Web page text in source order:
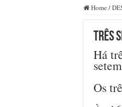
Home /
Três
Há
Os